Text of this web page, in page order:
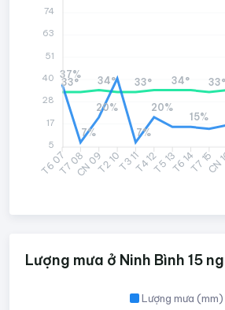
T6 07T7 08CN 09T2 10T3 11T4 12T5 13T6 14T7 15CN
33° 34° 33° 34° 33°
37%
7%
20%
7%
20%
15%
74
63
51
40
28
17
5
Lượng mưa ở Ninh Bình 15
Lượng mưa (mm)